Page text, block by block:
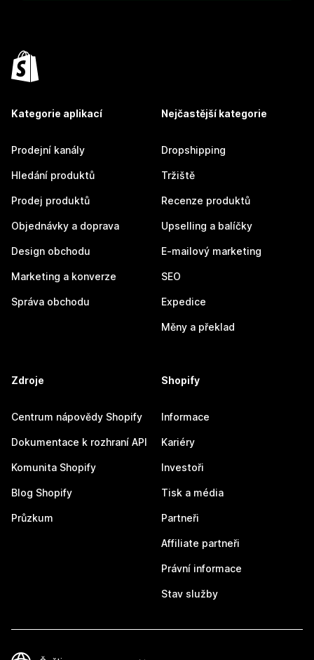
Kategorie aplikací
Prodejní kanály
Hledání produktů
Prodej produktů
Objednávky a doprava
Design obchodu
Marketing a konverze
Správa obchodu
Nejčastější kategorie
Dropshipping
Tržiště
Recenze produktů
Upselling a balíčky
E-mailový marketing
SEO
Expedice
Měny a překlad
Zdroje
Centrum nápovědy Shopify
Dokumentace k rozhraní API
Komunita Shopify
Blog Shopify
Průzkum
Shopify
Informace
Kariéry
Investoři
Tisk a média
Partneři
Affiliate partneři
Právní informace
Stav služby